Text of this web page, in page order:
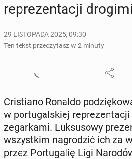
re­pre­zen­ta­cji
29 LISTOPADA 2025, 09:30
Ten tekst przeczytasz w 2 minuty
Cri­stia­no Ronaldo
w por­tu­gal­skiej re­pre­zen­ta­cji
ze­gar­ka­mi. Luk­su­so­wy
wszyst­kim na­gro­dzić ich za
przez Por­tu­ga­lię Ligi